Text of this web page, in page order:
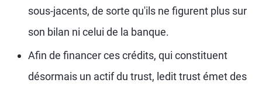
sous-jacents, de sorte qu'ils ne figurent plus sur
son bilan ni celui de la banque.
Afin de financer ces crédits, qui constituent
désormais un actif du trust, ledit trust émet des